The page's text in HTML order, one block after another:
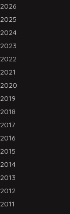
2026
2025
2024
2023
2022
2021
2020
2019
2018
2017
2016
2015
2014
2013
2012
2011